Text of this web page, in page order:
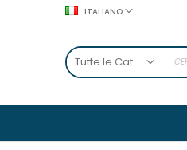
ITALIANO
al
Tutte le Categorie
Accessori